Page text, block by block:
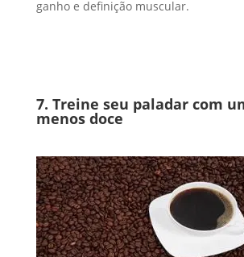
ganho e definição muscular.
7. Treine seu paladar com
menos doce